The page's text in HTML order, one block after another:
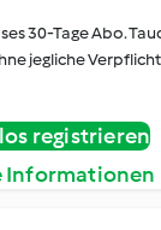
30-Tage Abo.
jegliche
registrieren
Informationen